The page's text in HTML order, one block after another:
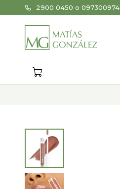
2900 0450 o 097300974